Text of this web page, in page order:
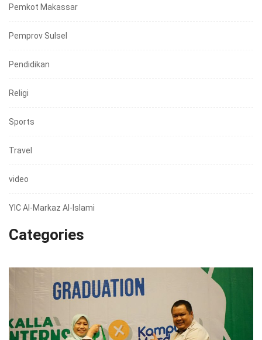
Pemkot Makassar
Pemprov Sulsel
Pendidikan
Religi
Sports
Travel
video
YIC Al-Markaz Al-Islami
Categories